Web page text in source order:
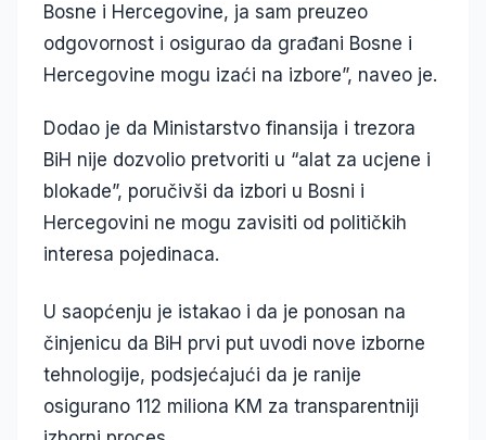
Bosne i Hercegovine, ja sam preuzeo
odgovornost i osigurao da građani Bosne i
Hercegovine mogu izaći na izbore”, naveo je.
Dodao je da Ministarstvo finansija i trezora
BiH nije dozvolio pretvoriti u “alat za ucjene i
blokade”, poručivši da izbori u Bosni i
Hercegovini ne mogu zavisiti od političkih
interesa pojedinaca.
U saopćenju je istakao i da je ponosan na
činjenicu da BiH prvi put uvodi nove izborne
tehnologije, podsjećajući da je ranije
osigurano 112 miliona KM za transparentniji